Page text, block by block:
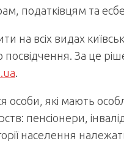
податківцям та
на всіх видах
За це
.
особи, які мають
пенсіонери,
населення